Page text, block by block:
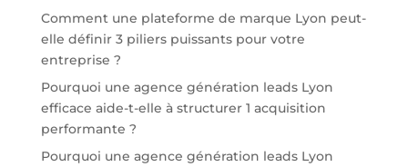
Comment une plateforme de marque Lyon peut-
elle définir 3 piliers puissants pour votre
entreprise ?
Pourquoi une agence génération leads Lyon
efficace aide-t-elle à structurer 1 acquisition
performante ?
Pourquoi une agence génération leads Lyon